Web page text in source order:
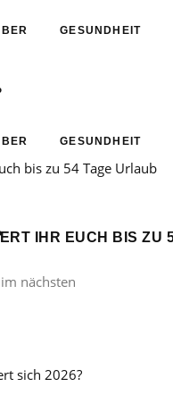
GESUNDHEIT
GESUNDHEIT
IHR EUCH BIS ZU
nächsten